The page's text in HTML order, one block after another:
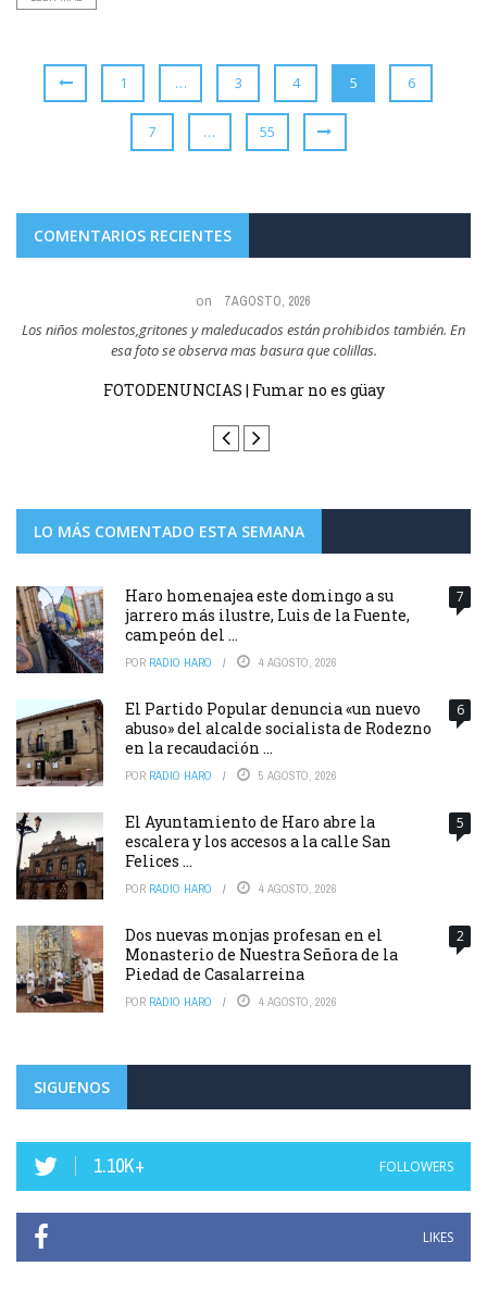
1 … 3 4 5 6
7 … 55
COMENTARIOS RECIENTES
on 7 AGOSTO, 2026
Todo el mundo sabe quién tira las colillas al suelo y son los que ejemplo
tienen ...
FOTODENUNCIAS | Fumar no es güay
LO MÁS COMENTADO ESTA SEMANA
Haro homenajea este domingo a su
jarrero más ilustre, Luis de la Fuente,
campeón del ...
POR RADIO HARO 4 AGOSTO, 2026
7
El Partido Popular denuncia «un nuevo
abuso» del alcalde socialista de Rodezno
en la recaudación ...
POR RADIO HARO 5 AGOSTO, 2026
6
El Ayuntamiento de Haro abre la
escalera y los accesos a la calle San
Felices ...
POR RADIO HARO 4 AGOSTO, 2026
5
Dos nuevas monjas profesan en el
Monasterio de Nuestra Señora de la
Piedad de Casalarreina
POR RADIO HARO 4 AGOSTO, 2026
2
SIGUENOS
1.10K+ FOLLOWERS
LIKES